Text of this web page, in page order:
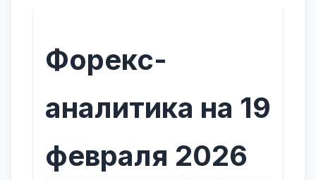
Форекс-
аналитика на 19
февраля 2026